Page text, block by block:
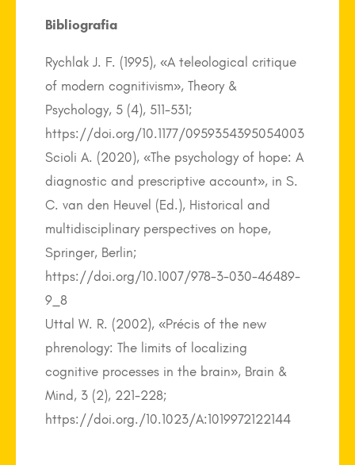
Bibliografia
Rychlak J. F. (1995), «A teleological critique
of modern cognitivism», Theory &
Psychology, 5 (4), 511-531;
https://doi.org/10.1177/0959354395054003
Scioli A. (2020), «The psychology of hope: A
diagnostic and prescriptive account», in S.
C. van den Heuvel (Ed.), Historical and
multidisciplinary perspectives on hope,
Springer, Berlin;
https://doi.org/10.1007/978-3-030-46489-
9_8
Uttal W. R. (2002), «Précis of the new
phrenology: The limits of localizing
cognitive processes in the brain», Brain &
Mind, 3 (2), 221-228;
https://doi.org./10.1023/A:1019972122144